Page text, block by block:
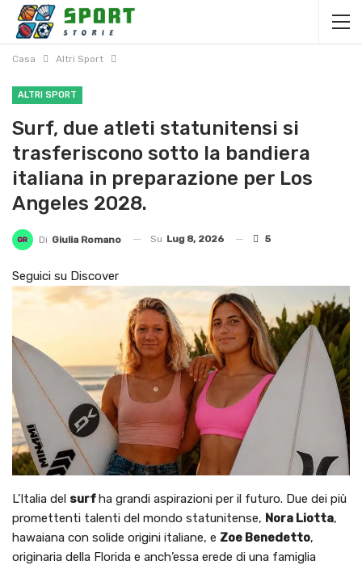
Casa Altri Sport
ALTRI SPORT
Surf, due atleti statunitensi si
trasferiscono sotto la bandiera
italiana in preparazione per Los
Angeles 2028.
Di Giulia Romano Su Lug 8, 2026 5
Seguici su Discover
L’Italia del surfha grandi aspirazioni per il futuro. Due dei più
promettenti talenti del mondo statunitense, Nora Liotta,
hawaiana con solide origini italiane, e Zoe Benedetto,
originaria della Florida e anch’essa erede di una famiglia